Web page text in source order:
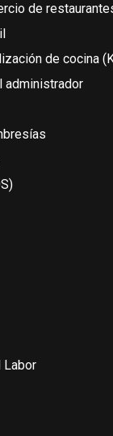
de
de cocina
administrador
Labor